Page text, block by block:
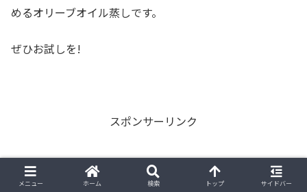
めるオリーブオイル蒸しです。
ぜひお試しを!
スポンサーリンク
メニュー ホーム 検索 トップ サイドバー